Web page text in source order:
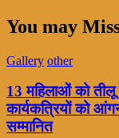
You may
Gallery other
13 महिलाओं को
कार्यकत्रियों को
सम्मानित